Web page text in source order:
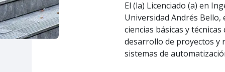
El (la) Licenciado (a) en
Universidad Andrés Bello,
ciencias básicas y
desarrollo de proyectos y
sistemas de